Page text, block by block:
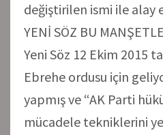
değiştirilen ismi ile alay
YENİ SÖZ BU
Yeni Söz 12 Ekim 2015
Ebrehe ordusu için
yapmış ve “AK Parti
mücadele tekniklerini